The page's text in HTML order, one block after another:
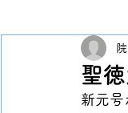
無題のカテゴリー
聖
新元号